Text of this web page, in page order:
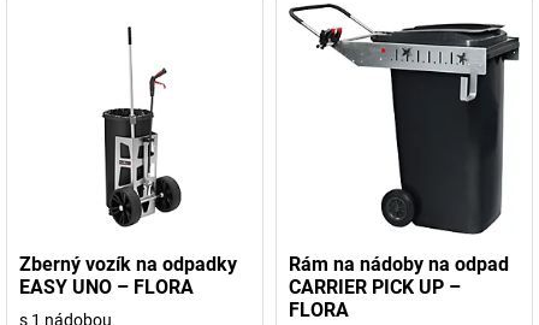
Zberný vozík na odpadky
EASY UNO – FLORA
s 1 nádobou
Rám na nádoby na odpad
CARRIER PICK UP –
FLORA